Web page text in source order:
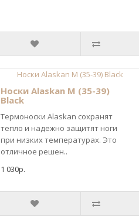
Носки Alaskan M (35-39)
Black
Термоноски Alaskan сохранят
тепло и надежно защитят ноги
при низких температурах. Это
отличное решен..
1 030р.